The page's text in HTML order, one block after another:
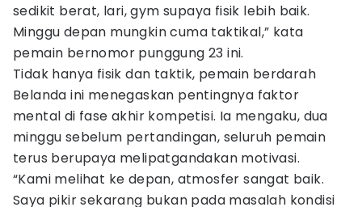
sedikit berat, lari, gym supaya fisik lebih baik.
Minggu depan mungkin cuma taktikal,” kata
pemain bernomor punggung 23 ini.
Tidak hanya fisik dan taktik, pemain berdarah
Belanda ini menegaskan pentingnya faktor
mental di fase akhir kompetisi. Ia mengaku, dua
minggu sebelum pertandingan, seluruh pemain
terus berupaya melipatgandakan motivasi.
“Kami melihat ke depan, atmosfer sangat baik.
Saya pikir sekarang bukan pada masalah kondisi